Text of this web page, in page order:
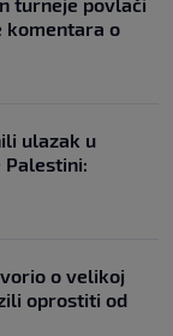
komentara o
ulazak u
Palestini:
o velikoj
oprostiti od